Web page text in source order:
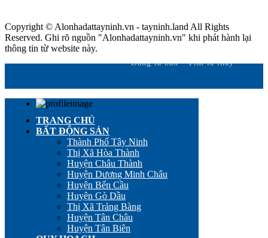
Copyright © Alonhadattayninh.vn - tayninh.land All Rights
Reserved. Ghi rõ nguồn "Alonhadattayninh.vn" khi phát hành lại
thông tin từ website này.
Đăng là bán - Tìm là thấy
TRANG CHỦ
BẤT ĐỘNG SẢN
Thành Phố Tây Ninh
Thị Xã Hòa Thành
Huyện Châu Thành
Huyện Dương Minh Châu
Huyện Bến Cầu
Huyện Gò Dầu
Thị Xã Trảng Bàng
Huyện Tân Châu
Huyện Tân Biên